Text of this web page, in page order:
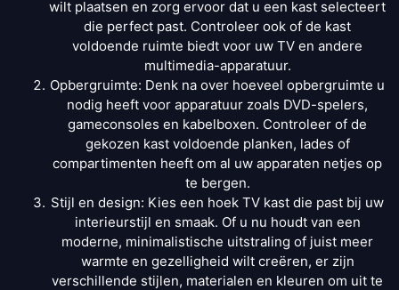
wilt plaatsen en zorg ervoor dat u een kast selecteert
die perfect past. Controleer ook of de kast
voldoende ruimte biedt voor uw TV en andere
multimedia-apparatuur.
Opbergruimte: Denk na over hoeveel opbergruimte u
nodig heeft voor apparatuur zoals DVD-spelers,
gameconsoles en kabelboxen. Controleer of de
gekozen kast voldoende planken, lades of
compartimenten heeft om al uw apparaten netjes op
te bergen.
Stijl en design: Kies een hoek TV kast die past bij uw
interieurstijl en smaak. Of u nu houdt van een
moderne, minimalistische uitstraling of juist meer
warmte en gezelligheid wilt creëren, er zijn
verschillende stijlen, materialen en kleuren om uit te